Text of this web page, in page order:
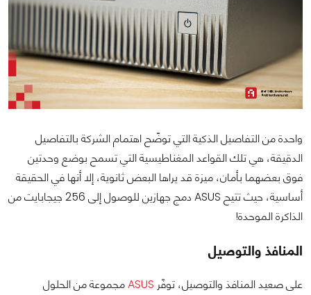
واحدة من التفاصيل الذكية التي توضّح اهتمام الشركة بالتفاصيل
الدقيقة، هي تلك القواعد المغناطيسية التي تسمح بوضع وحدتين
فوق بعضهما بأمان، ميزة قد يراها البعض ثانوية، إلا أنها في الحقيقة
أساسية، حيث تتيح ASUS دمج جهازين للوصول إلى 256 جيجابايت من
الذاكرة الموحدة!
المنافذ والتوصيل
على صعيد المنافذ والتوصيل، توفّر ASUSمجموعة من الحلول